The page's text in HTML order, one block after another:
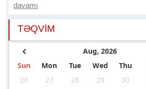
davamı
TƏQVIM
Aug, 2026
Sun
Mon Tue Wed Thu
26
27 28 29 30